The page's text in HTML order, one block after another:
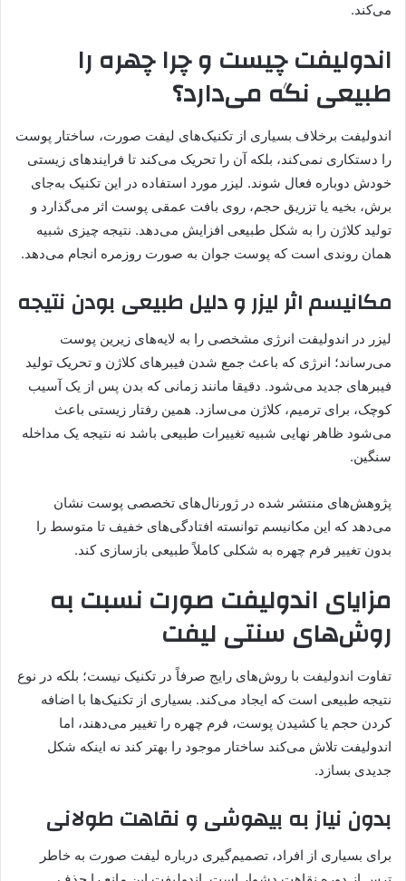
می‌کند.
اندولیفت چیست و چرا چهره را
طبیعی نگه می‌دارد؟
اندولیفت برخلاف بسیاری از تکنیک‌های لیفت صورت، ساختار پوست
را دستکاری نمی‌کند، بلکه آن را تحریک می‌کند تا فرایندهای زیستی
خودش دوباره فعال شوند. لیزر مورد استفاده در این تکنیک به‌جای
برش، بخیه یا تزریق حجم، روی بافت عمقی پوست اثر می‌گذارد و
تولید کلاژن را به شکل طبیعی افزایش می‌دهد. نتیجه چیزی شبیه
همان روندی است که پوست جوان به صورت روزمره انجام می‌دهد.
مکانیسم اثر لیزر و دلیل طبیعی بودن نتیجه
لیزر در اندولیفت انرژی مشخصی را به لایه‌های زیرین پوست
می‌رساند؛ انرژی که باعث جمع شدن فیبرهای کلاژن و تحریک تولید
فیبرهای جدید می‌شود. دقیقا مانند زمانی که بدن پس از یک آسیب
کوچک، برای ترمیم، کلاژن می‌سازد. همین رفتار زیستی باعث
می‌شود ظاهر نهایی شبیه تغییرات طبیعی باشد نه نتیجه یک مداخله
سنگین.
پژوهش‌های منتشر شده در ژورنال‌های تخصصی پوست نشان
می‌دهد که این مکانیسم توانسته افتادگی‌های خفیف تا متوسط را
بدون تغییر فرم چهره به شکلی کاملاً طبیعی بازسازی کند.
مزایای اندولیفت صورت نسبت به
روش‌های سنتی لیفت
تفاوت اندولیفت با روش‌های رایج صرفاً در تکنیک نیست؛ بلکه در نوع
نتیجه‌ طبیعی است که ایجاد می‌کند. بسیاری از تکنیک‌ها با اضافه
کردن حجم یا کشیدن پوست، فرم چهره را تغییر می‌دهند، اما
اندولیفت تلاش می‌کند ساختار موجود را بهتر کند نه اینکه شکل
جدیدی بسازد.
بدون نیاز به بیهوشی و نقاهت طولانی
برای بسیاری از افراد، تصمیم‌گیری درباره لیفت صورت به خاطر